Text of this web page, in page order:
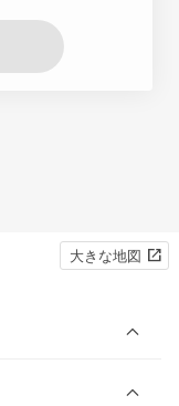
大きな地図